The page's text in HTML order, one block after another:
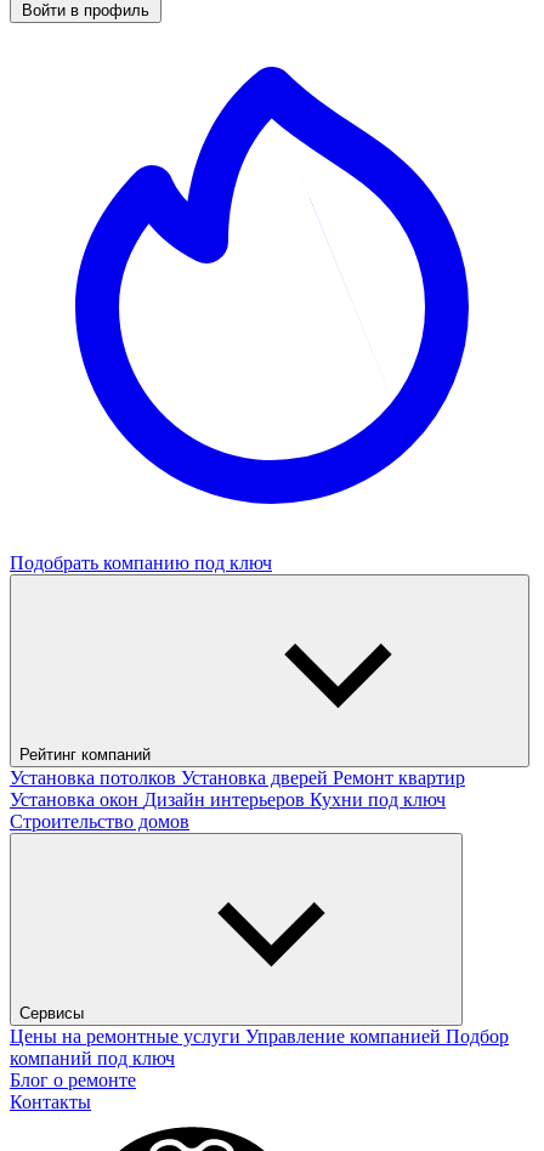
Войти в профиль
Подобрать компанию под ключ
Рейтинг компаний
Установка потолков Установка дверей Ремонт квартир
Установка окон Дизайн интерьеров Кухни под ключ
Строительство домов
Сервисы
Цены на ремонтные услуги Управление компанией Подбор
компаний под ключ
Блог о ремонте
Контакты